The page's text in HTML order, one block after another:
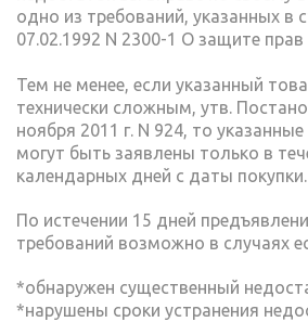
одно из требований, указанных в
07.02.1992 N 2300-1 О защите прав
Тем не менее, если указанный
технически сложным, утв.
ноября 2011 г. N 924, то
могут быть заявлены только в
календарных дней с даты покупки.
По истечении 15 дней
требований возможно в случаях
*обнаружен существенный
*нарушены сроки устранения